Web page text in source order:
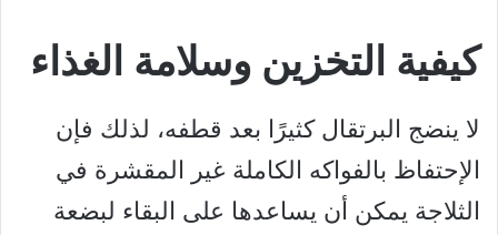
كيفية التخزين وسلامة الغذاء
لا ينضج البرتقال كثيرًا بعد قطفه، لذلك فإن
الإحتفاظ بالفواكه الكاملة غير المقشرة في
الثلاجة يمكن أن يساعدها على البقاء لبضعة